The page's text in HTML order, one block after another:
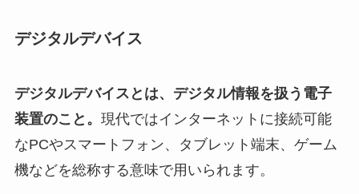
デジタルデバイス
デジタルデバイスとは、デジタル情報を扱う電子
装置のこと。 現代ではインターネットに接続可能
なPCやスマートフォン、タブレット端末、ゲーム
機などを総称する意味で用いられます。